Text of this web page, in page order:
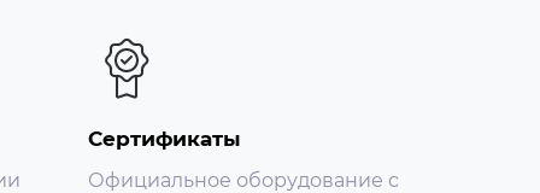
Сертификаты
Официальное оборудование с